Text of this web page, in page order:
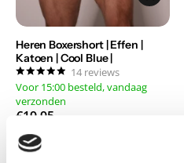
Heren Boxershort | Effen |
Katoen | Cool Blue |
14 reviews
Voor 15:00 besteld, vandaag
verzonden
€19,95
Select quantities